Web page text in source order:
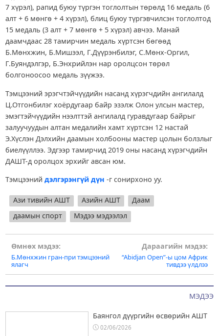
МЭДЭЭ
Баянгол дүүргийн өсвөрийн АШТ
02/06/2026
7 хүрэл), рапид буюу түргэн тоглолтын төрөлд 16 медаль (6
алт + 6 мөнгө + 4 хүрэл), блиц буюу түргэвчилсэн тоглолтод
15 медаль (3 алт + 7 мөнгө + 5 хүрэл) авчээ. Манай
даамчдаас 28 тамирчин медаль хүртсэн бөгөөд
Б.Мөнхжин, Б.Мишээл, Г.Дүүрэнбилэг, С.Мөнх-Оргил,
Г.Буяндэлгэр, Б.Энхрийлэн нар оролцсон төрөл
болгоноосоо медаль зүүжээ.
Тэмцээний эрэгчтэйчүүдийн насанд хүрэгчдийн ангилалд
Ц.Отгонбилэг хоёрдугаар байр эзэлж Олон улсын мастер,
эмэгтэйчүүдийн нээлттэй ангилалд гуравдугаар байрыг
залуучуудын алтан медалийн хамт хүртсэн 12 настай
Э.Хүслэн Дэлхийн даамын холбооны мастер цолын болзлыг
биелүүллээ. Эдгээр тамирчид 2019 оны насанд хүрэгчдийн
ДАШТ-д оролцох эрхийг авсан юм.
Тэмцээний дэлгэрэнгүй дүн -г сонирхоно уу.
Ази тивийн АШТ Азийн АШТ
Даам
даамын спорт
Мэдээ мэдээлэл
Post
navigation
Өмнөх мэдээ:
Б.Мөнхжин гран-при тэмцээний
ялагч
Дараагийн мэдээ:
“Аbidjan Open”-ы цом Африк
тивдээ үлдлээ